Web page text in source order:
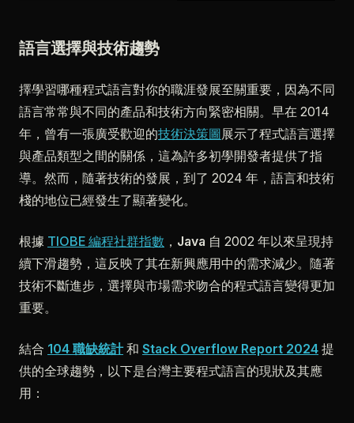
語言選擇與技術趨勢
擇學習哪種程式語言對你的職涯發展至關重要，因為不同
語言常常與不同的產品和技術方向緊密相關。早在 2014
年，曾有一張廣受歡迎的技術決策圖展示了程式語言選擇
與產品類型之間的關係，這為許多初學開發者提供了指
導。然而，隨著技術的發展，到了 2024 年，語言和技術
棧的地位已經發生了顯著變化。
根據 TIOBE 編程社群指數 ， Java 自 2002 年以來呈現持
續下滑趨勢，這反映了其在新興應用中的需求減少。隨著
技術不斷進步，選擇與市場需求吻合的程式語言變得更加
重要。
結合 104 職缺統計和 Stack Overflow Report 2024 提
供的全球趨勢，以下是台灣主要程式語言的現狀及其應
用：